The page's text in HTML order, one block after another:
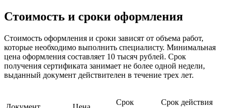
Стоимость и сроки оформления
Стоимость оформления и сроки зависят от объема работ,
которые необходимо выполнить специалисту. Минимальная
цена оформления составляет 10 тысяч рублей. Срок
получения сертификата занимает не более одной недели,
выданный документ действителен в течение трех лет.
Срок
Срок действия